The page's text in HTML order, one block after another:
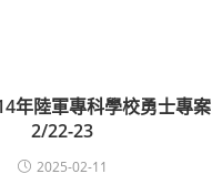
年陸軍專科學校勇士專案
2/22-23
2025-02-11